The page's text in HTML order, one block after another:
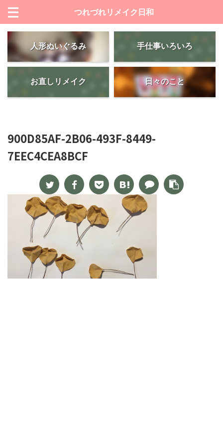
つれづれリメイク日和
人形ぬいぐるみ 手仕事いろいろ
お直しリメイク 日々のこと
900D85AF-2B06-493F-8449-
7EEC4CEA8BCF